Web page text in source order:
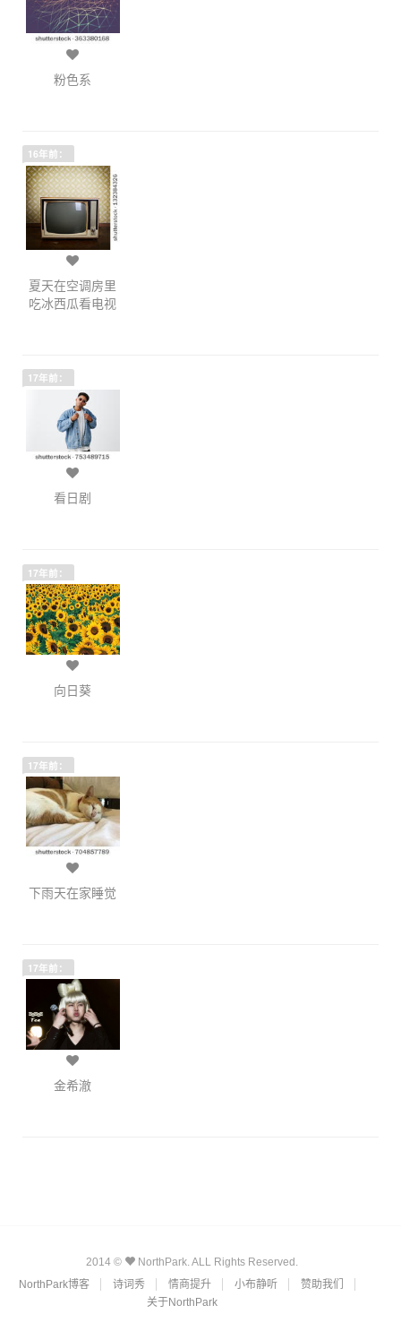
粉色系
16年前：
夏天在空调房里
吃冰西瓜看电视
17年前：
看日剧
17年前：
向日葵
17年前：
下雨天在家睡觉
17年前：
金希澈
2014 ©
NorthPark. ALL Rights Reserved.
NorthPark博客
诗词秀 情商提升 小布静听
赞助我们
关于NorthPark